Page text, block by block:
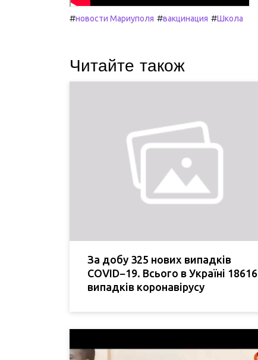
#новости Мариуполя #вакцинация #Школа
Читайте також
За добу 325 нових випадків
COVID−19. Всього в Україні 18616
випадків коронавірусу